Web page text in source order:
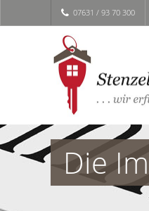
07631 / 93 70 300
Die